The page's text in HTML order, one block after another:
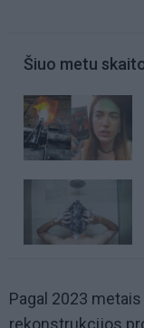
Šiuo metu
Pagal 2023